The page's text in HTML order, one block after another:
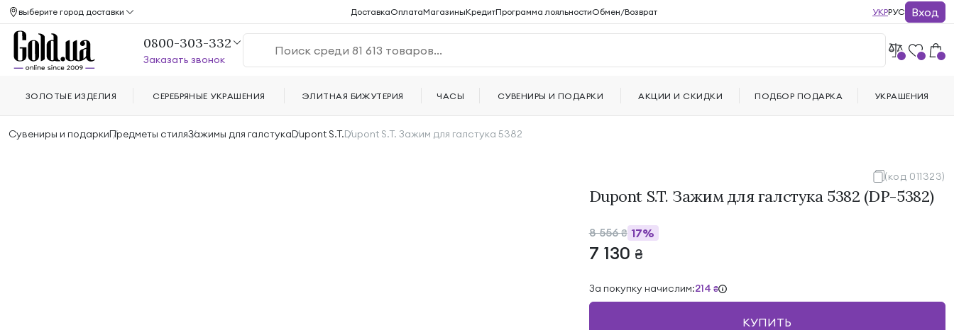
Сувениры и подаркиПредметы стиляЗажимы для галстукаDupont S.T.Dupont S.T. Зажим для галстука 5382
(код 011323)
Dupont S.T. Зажим для галстука 5382 (DP-5382)
8 556₴ 17%
7 130 ₴
За покупку начислим:214 ₴
КУПИТЬ
выберите город доставки ДоставкаОплатаМагазиныКредитПрограмма лояльностиОбмен/Возврат УКРРУС Вход
0800-303-332
Заказать звонок
ЗОЛОТЫЕ ИЗДЕЛИЯ СЕРЕБРЯНЫЕ УКРАШЕНИЯ ЭЛИТНАЯ БИЖУТЕРИЯ ЧАСЫ СУВЕНИРЫ И ПОДАРКИ АКЦИИ И СКИДКИ ПОДБОР ПОДАРКА УКРАШЕНИЯ